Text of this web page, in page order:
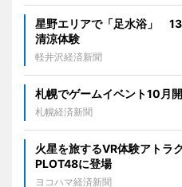
星野エリアで「足水浴」
清涼体験
軽井沢経済新聞
札幌でゲームイベント10月
札幌経済新聞
火星を旅するVR体験アト
PLOT48に登場
ヨコハマ経済新聞